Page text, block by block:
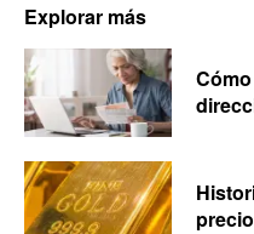
Explorar más